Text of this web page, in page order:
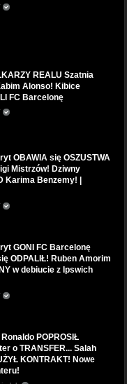
REALU Szatnia
Alonso! Kibice
FC Barcelonę
OBAWIA się OSZUSTWA
Mistrzów! Dziwny
Karima Benzemy! |
GONI FC Barcelonę
ODPALIŁ! Ruben Amorim
w debiucie z Ipswich
POPROSIŁ
o TRANSFER... Salah
KONTRAKT! Nowe